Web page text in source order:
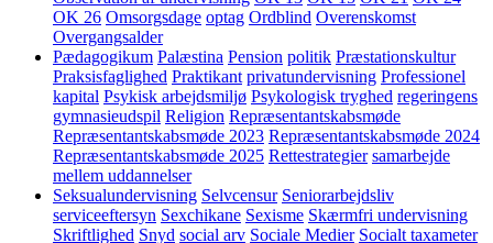
OK 26 Omsorgsdage optag Ordblind Overenskomst
Overgangsalder
Pædagogikum Palæstina Pension politik Præstationskultur
Praksisfaglighed Praktikant privatundervisning Professionel
kapital Psykisk arbejdsmiljø Psykologisk tryghed regeringens
gymnasieudspil Religion Repræsentantskabsmøde
Repræsentantskabsmøde 2023 Repræsentantskabsmøde 2024
Repræsentantskabsmøde 2025 Rettestrategier samarbejde
mellem uddannelser
Seksualundervisning Selvcensur Seniorarbejdsliv
serviceeftersyn Sexchikane Sexisme Skærmfri undervisning
Skriftlighed Snyd social arv Sociale Medier Socialt taxameter